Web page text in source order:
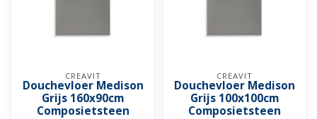
CREAVIT
Douchevloer Medison
Grijs 160x90cm
Composietsteen
CREAVIT
Douchevloer Medison
Grijs 100x100cm
Composietsteen